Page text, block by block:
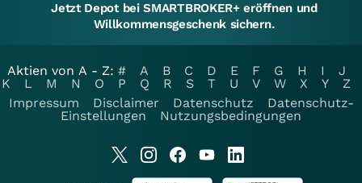
Jetzt Depot bei SMARTBROKER+ eröffnen und
Willkommensgeschenk sichern.
Aktien von A - Z: # A B C D E F G H I
J
K
L M N O P Q R S T U V W X Y
Z
Impressum
Disclaimer Datenschutz
Datenschutz-
Einstellungen
Nutzungsbedingungen